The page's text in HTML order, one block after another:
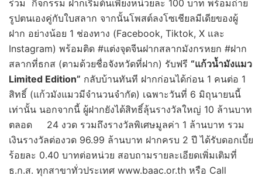
ร่วม กิจกรรม ฝากเริ่มต้นเพียงหน่วยละ 100 บาท พร้อมถ่าย
รูปตนเองคู่กับใบสลาก จากนั้นโพสต์ลงโซเชียลมีเดียของผู้
ฝาก อย่างน้อย 1 ช่องทาง (Facebook, Tiktok, X และ
Instagram) พร้อมติด #แต่งจุดจีนฝากสลากมังกรหยก #ฝาก
สลากที่ธกส (ตามด้วยชื่อจังหวัดที่ฝาก) รับฟรี “แก้วน้ำมังแมว
Limited Edition” กลับบ้านทันที ฝากก่อนได้ก่อน 1 คนต่อ 1
สิทธิ์ (แก้วมังแมวมีจำนวนจำกัด) เฉพาะวันที่ 6 มิถุนายนนี้
เท่านั้น นอกจากนี้ ผู้ฝากยังได้สิทธิ์ลุ้นรางวัลใหญ่ 10 ล้านบาท
ตลอด 24 งวด รวมถึงรางวัลพิเศษมูลค่า 1 ล้านบาท รวม
เงินรางวัลต่องวด 96.99 ล้านบาท ฝากครบ 2 ปี ได้รับดอกเบี้ย
ร้อยละ 0.40 บาทต่อหน่วย สอบถามรายละเอียดเพิ่มเติมที่
ธ.ก.ส. ทุกสาขาทั่วประเทศ www.baac.or.th หรือ Call